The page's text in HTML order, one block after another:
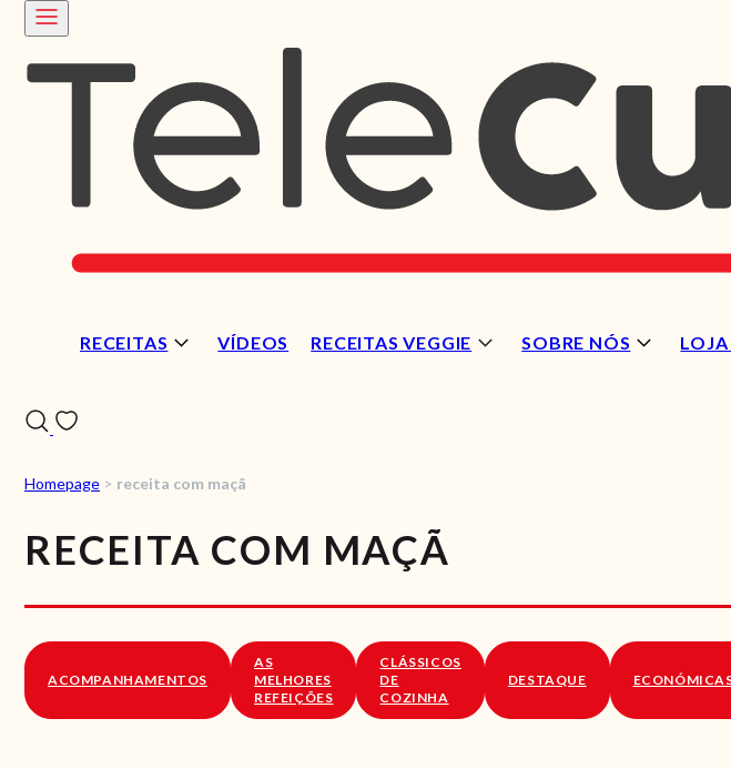
RECEITAS VÍDEOS RECEITAS VEGGIE SOBRE NÓS
Homepage > receita com maçã
RECEITA COM MAÇÃ
ACOMPANHAMENTOS
AS
MELHORES
REFEIÇÕES
CLÁSSICOS
DE
COZINHA
DESTAQUE